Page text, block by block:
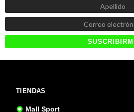
TIENDAS
Mall Sport